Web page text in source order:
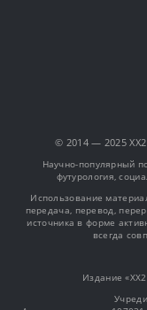
© 2014 — 2025
Научно-популярный
футурология,
Использование
передача, перевод,
источника в форме
всегда
Издание